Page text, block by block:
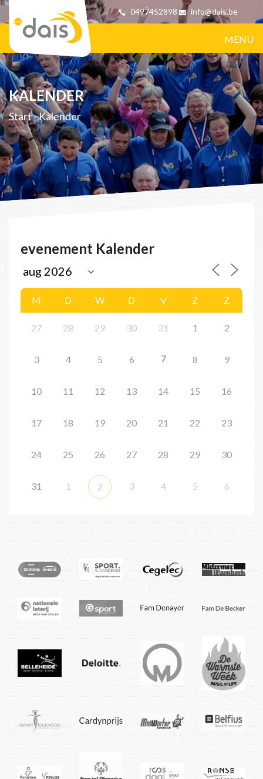
0497452898 info@dais.be
MENU
KALENDER
Start-Kalender
evenement Kalender
M D W D V Z Z
27 28 29 30 31 1 2
3 4 5 6 7 8 9
10 11 12 13 14 15 16
17 18 19 20 21 22 23
24 25 26 27 28 29 30
31 1 2 3 4 5 6